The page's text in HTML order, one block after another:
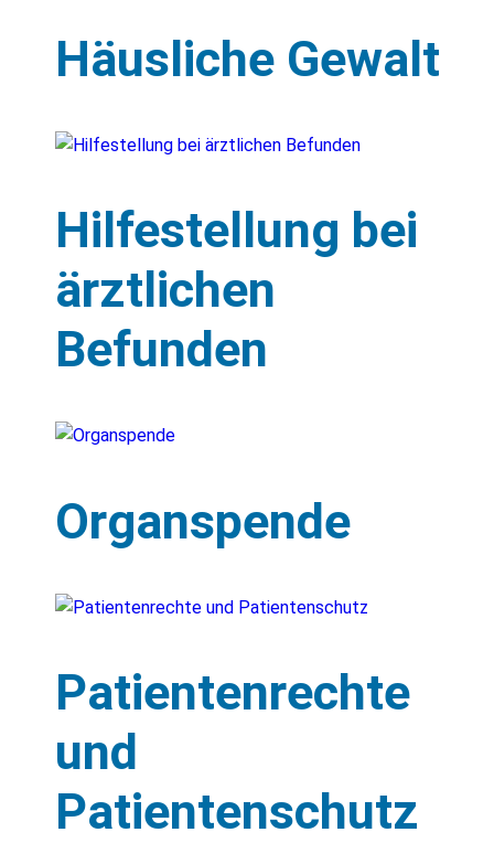
Häusliche Gewalt
Hilfestellung bei
ärztlichen
Befunden
Organspende
Patientenrechte
und
Patientenschutz